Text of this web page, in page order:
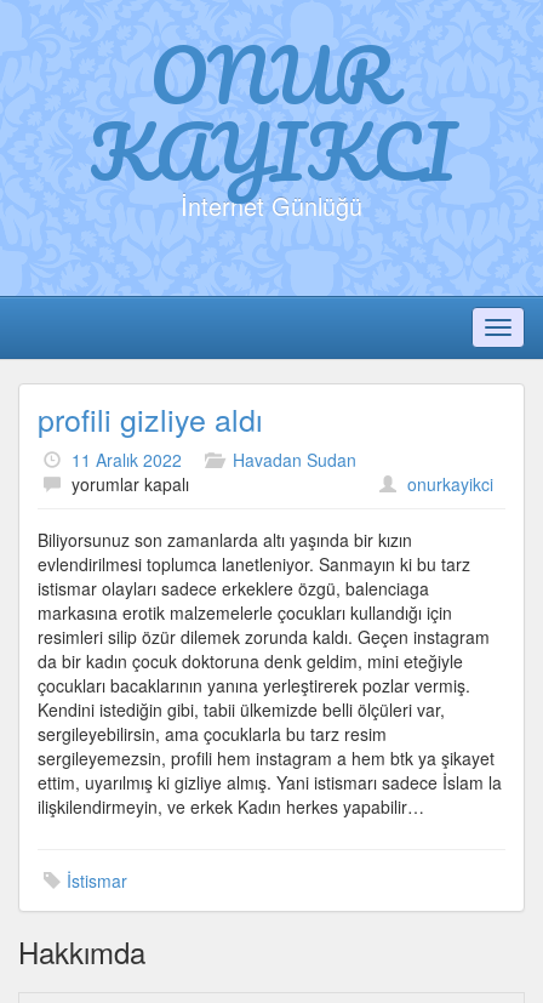
ONUR
KAYIKCI
İnternet Günlüğü
profili gizliye aldı
11 Aralık 2022
Havadan Sudan
profili
aldı
için
yorumlar kapalı onurkayikci
Biliyorsunuz son zamanlarda altı yaşında bir kızın
evlendirilmesi toplumca lanetleniyor. Sanmayın ki bu tarz
istismar olayları sadece erkeklere özgü, balenciaga
markasına erotik malzemelerle çocukları kullandığı için
resimleri silip özür dilemek zorunda kaldı. Geçen instagram
da bir kadın çocuk doktoruna denk geldim, mini eteğiyle
çocukları bacaklarının yanına yerleştirerek pozlar vermiş.
Kendini istediğin gibi, tabii ülkemizde belli ölçüleri var,
sergileyebilirsin, ama çocuklarla bu tarz resim
sergileyemezsin, profili hem instagram a hem btk ya şikayet
ettim, uyarılmış ki gizliye almış. Yani istismarı sadece İslam la
ilişkilendirmeyin, ve erkek Kadın herkes yapabilir…
İstismar
Hakkımda